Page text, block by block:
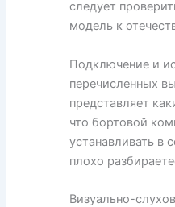
следует
модель к
Подключение и
перечисленных
представляет
что бортовой
устанавливать в
плохо
Визуально-